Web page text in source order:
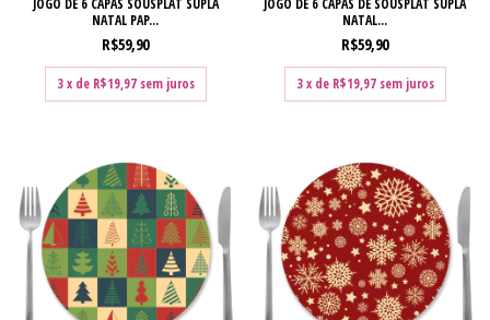
JOGO DE 6 CAPAS SOUSPLAT SUPLA
NATAL PAP...
R$59,90
3 x de R$19,97 sem juros
JOGO DE 6 CAPAS DE SOUSPLAT SUPLA
NATAL...
R$59,90
3 x de R$19,97 sem juros